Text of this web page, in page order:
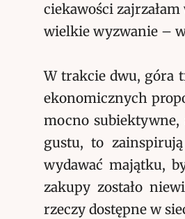
ciekawości
wielkie wyzwanie –
W trakcie dwu, góra
ekonomicznych
mocno
gustu, to
wydawać majątku,
zakupy zostało
rzeczy dostępne w